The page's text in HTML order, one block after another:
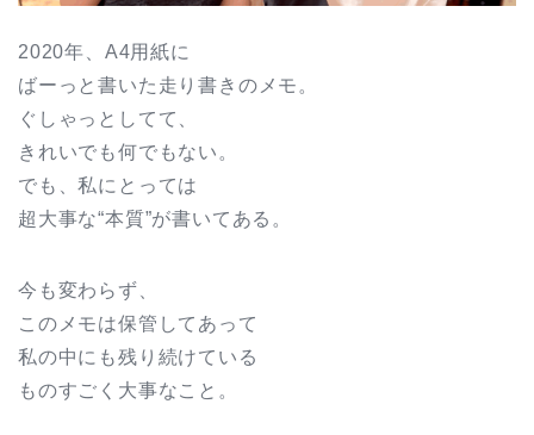
2020年、A4用紙に
ばーっと書いた走り書きのメモ。
ぐしゃっとしてて、
きれいでも何でもない。
でも、私にとっては
超大事な“本質”が書いてある。
今も変わらず、
このメモは保管してあって
私の中にも残り続けている
ものすごく大事なこと。